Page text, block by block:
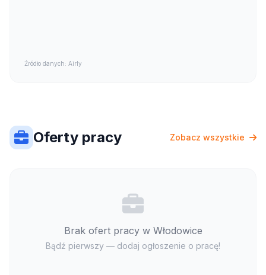
Źródło danych: Airly
Oferty pracy Zobacz wszystkie
Brak ofert pracy w Włodowice
Bądź pierwszy — dodaj ogłoszenie o pracę!